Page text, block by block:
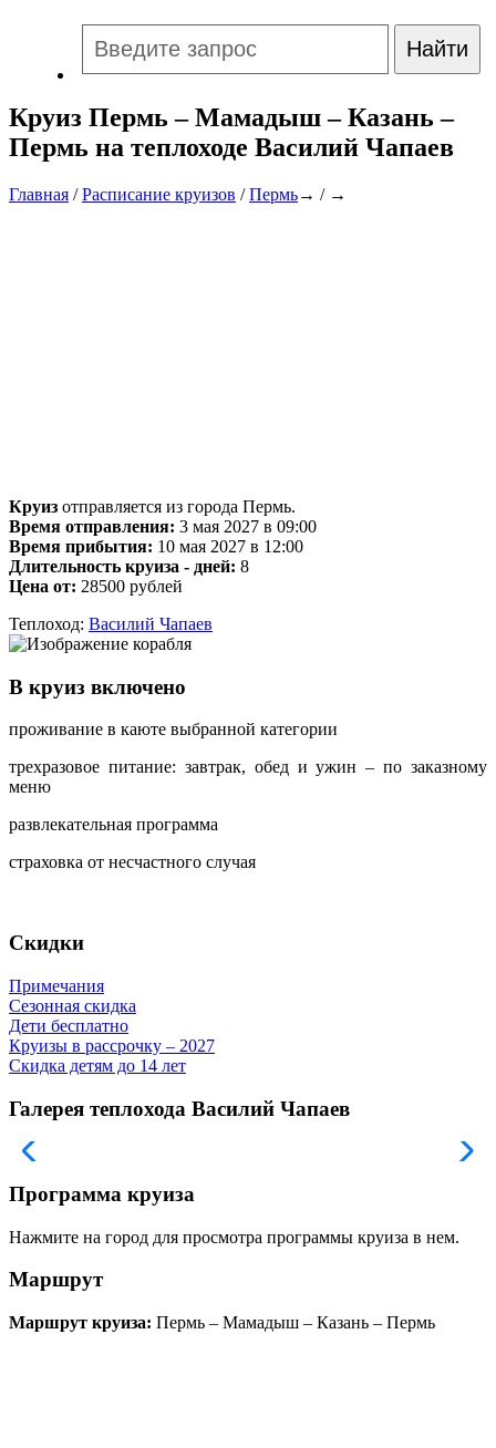
Круиз Пермь – Мамадыш – Казань –
Пермь на теплоходе Василий Чапаев
Главная /Расписание круизов /Пермь→ / →
Круиз отправляется из города Пермь.
Время отправления: 3 мая 2027 в 09:00
Время прибытия: 10 мая 2027 в 12:00
Длительность круиза - дней: 8
Цена от: 28500 рублей
Теплоход: Василий Чапаев
В круиз включено
проживание в каюте выбранной категории
трехразовое питание: завтрак, обед и ужин – по заказному
меню
развлекательная программа
страховка от несчастного случая
Скидки
Примечания
Сезонная скидка
Дети бесплатно
Круизы в рассрочку – 2027
Скидка детям до 14 лет
Галерея теплохода Василий Чапаев
Программа круиза
Нажмите на город для просмотра программы круиза в нем.
Маршрут
Маршрут круиза: Пермь – Мамадыш – Казань – Пермь